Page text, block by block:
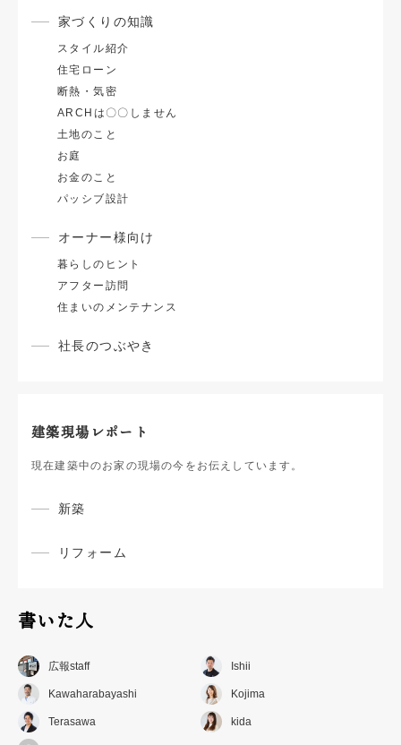
家づくりの知識
スタイル紹介
住宅ローン
断熱・気密
ARCHは〇〇しません
土地のこと
お庭
お金のこと
パッシブ設計
オーナー様向け
暮らしのヒント
アフター訪問
住まいのメンテナンス
社長のつぶやき
建築現場レポート
現在建築中のお家の現場の今をお伝えしています。
新築
リフォーム
書いた人
広報staff Ishii
Kawaharabayashi Kojima
Terasawa kida